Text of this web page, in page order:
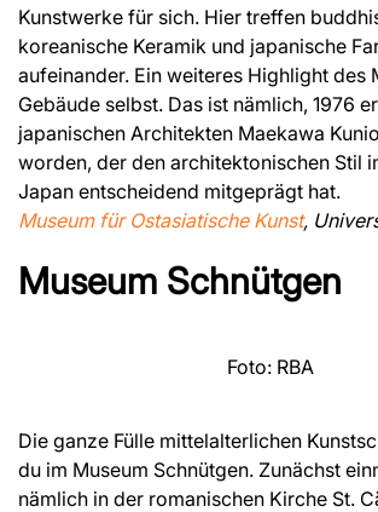
Kunstwerke für sich. Hier treffen
koreanische Keramik und japanische
aufeinander. Ein weiteres Highlight des
Gebäude selbst. Das ist nämlich, 1976
japanischen Architekten Maekawa
worden, der den architektonischen Stil
Japan entscheidend mitgeprägt hat.
Museum für Ostasiatische Kunst,
Museum Schnütgen
Foto: RBA
Die ganze Fülle mittelalterlichen
du im Museum Schnütgen. Zunächst
nämlich in der romanischen Kirche St.